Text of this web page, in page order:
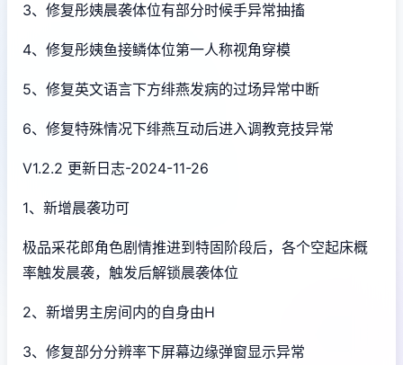
3、修复彤姨晨袭体位有部分时候手异常抽搐
4、修复彤姨鱼接鳞体位第一人称视角穿模
5、修复英文语言下方绯燕发病的过场异常中断
6、修复特殊情况下绯燕互动后进入调教竞技异常
V1.2.2 更新日志-2024-11-26
1、新增晨袭功可
极品采花郎角色剧情推进到特固阶段后，各个空起床概
率触发晨袭，触发后解锁晨袭体位
2、新增男主房间内的自身由H
3、修复部分分辨率下屏幕边缘弹窗显示异常